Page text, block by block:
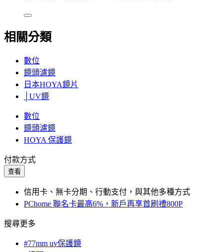
相關分類
數位
鏡頭濾鏡
日本HOYA鏡片
│UV鏡
數位
鏡頭濾鏡
HOYA 保護鏡
付款方式
查看
信用卡、無卡分期、行動支付，與其他多種方式
PChome 聯名卡最高6%，新戶再享首刷禮800P
搜尋更多
#77mm uv保護鏡